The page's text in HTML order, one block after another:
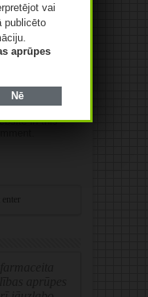
in this
vai
publicēto
aprūpes
Nē